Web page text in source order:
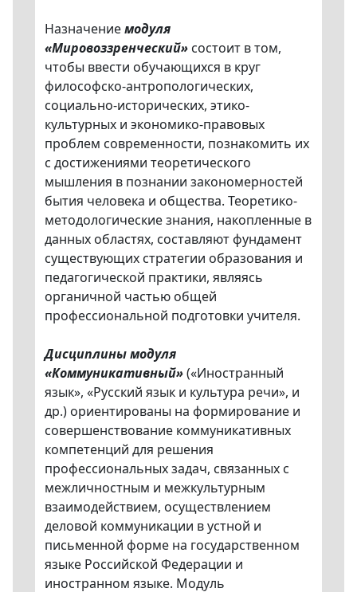
Назначениемодуля
«Мировоззренческий» состоит в том,
чтобы ввести обучающихся в круг
философско-антропологических,
социально-исторических, этико-
культурных и экономико-правовых
проблем современности, познакомить их
с достижениями теоретического
мышления в познании закономерностей
бытия человека и общества. Теоретико-
методологические знания, накопленные в
данных областях, составляют фундамент
существующих стратегии образования и
педагогической практики, являясь
органичной частью общей
профессиональной подготовки учителя.
Дисциплины модуля
«Коммуникативный»(«Иностранный
язык», «Русский язык и культура речи», и
др.) ориентированы на формирование и
совершенствование коммуникативных
компетенций для решения
профессиональных задач, связанных с
межличностным и межкультурным
взаимодействием, осуществлением
деловой коммуникации в устной и
письменной форме на государственном
языке Российской Федерации и
иностранном языке. Модуль